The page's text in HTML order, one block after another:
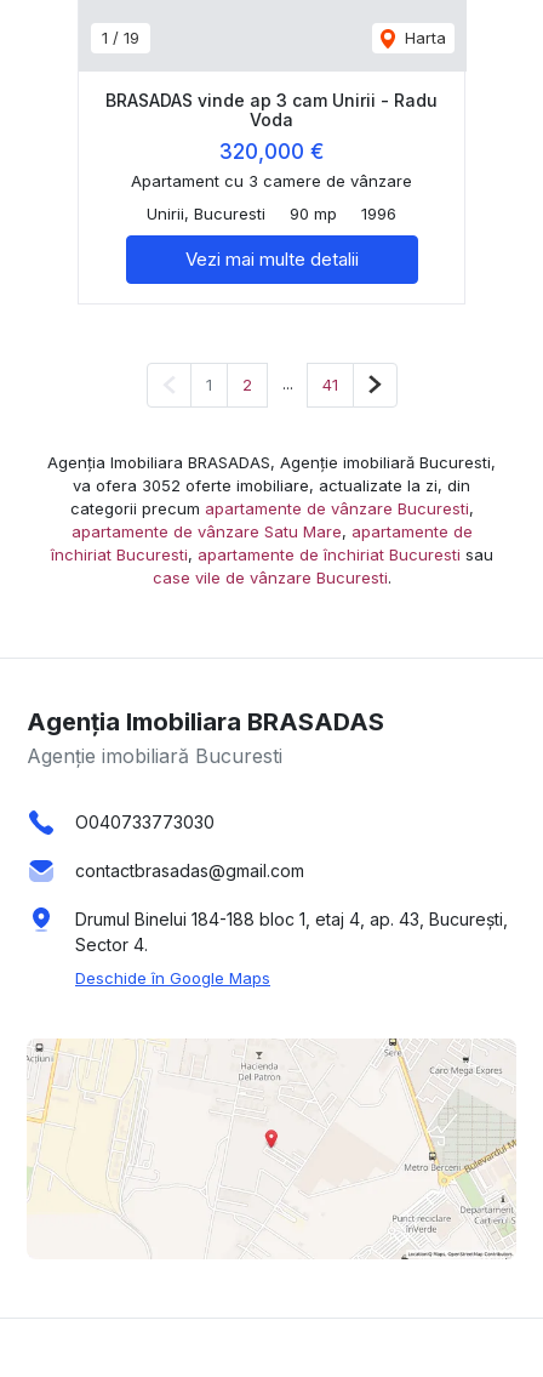
1 / 19 Harta
BRASADAS vinde ap 3 cam Unirii - Radu
Voda
320,000 €
Apartament cu 3 camere de vânzare
Unirii, Bucuresti
90 mp 1996
Vezi mai multe detalii
Pagina anterioară
1 2 ... 41 Pagina următoare
Agenția Imobiliara BRASADAS, Agenție imobiliară Bucuresti,
va ofera 3052 oferte imobiliare, actualizate la zi, din
categorii precum apartamente de vânzare Bucuresti,
apartamente de vânzare Satu Mare, apartamente de
închiriat Bucuresti, apartamente de închiriat Bucuresti sau
case vile de vânzare Bucuresti.
Agenția Imobiliara BRASADAS
Agenție imobiliară Bucuresti
O040733773030
contactbrasadas@gmail.com
Drumul Binelui 184-188 bloc 1, etaj 4, ap. 43, București,
Sector 4.
Deschide în Google Maps